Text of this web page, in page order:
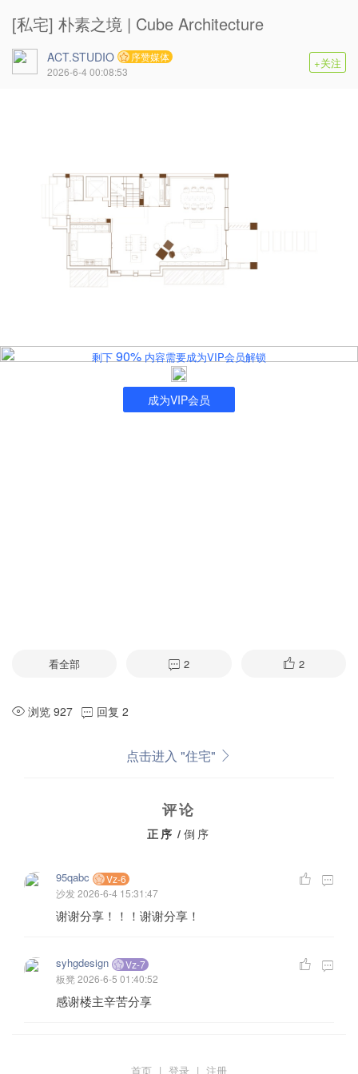
[私宅] 朴素之境 | Cube Architecture
ACT.STUDIO
序赞媒体
2026-6-4 00:08:53
+关注
剩下 90% 内容需要成为VIP会员解锁
成为VIP会员
看全部 2 2
浏览 927 回复 2
点击进入 "住宅"
评论
正序 / 倒序
95qabc
Vz-6
沙发2026-6-4 15:31:47
谢谢分享！！！谢谢分享！
syhgdesign
Vz-7
板凳 2026-6-5 01:40:52
感谢楼主辛苦分享
首页 | 登录 | 注册